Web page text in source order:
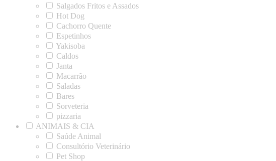
Salgados Fritos e Assados
Hot Dog
Cachorro Quente
Espetinhos
Yakisoba
Caldos
Janta
Macarrão
Saladas
Bares
Sorveteria
pizzaria
ANIMAIS & CIA
Saúde Animal
Consultório Veterinário
Pet Shop